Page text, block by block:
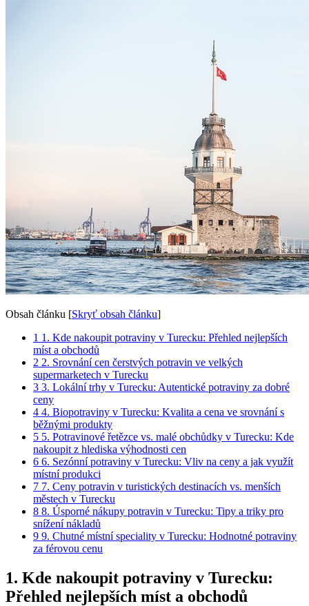
Obsah článku [Skryť obsah článku]
1 1. Kde nakoupit potraviny v Turecku: Přehled nejlepších
míst a obchodů
2 2. Srovnání cen čerstvých potravin ve velkých
supermarketech v Turecku
3 3. Lokální trhy v Turecku: Autentické potraviny za dobré
ceny
4 4. Biopotraviny v Turecku: Kvalita a cena ve srovnání s
běžnými produkty
5 5. Potravinové řetězce vs. malé obchůdky v Turecku: Kde
nakoupit z hlediska výhodnosti cen
6 6. Sezónní potraviny v Turecku: Vliv na ceny a jak využít
místní produkci
7 7. Ceny potravin v turistických destinacích vs. menších
městech v Turecku
8 8. Úsporné nákupy potravin v Turecku: Tipy a triky pro
snížení nákladů
9 9. Chutné místní speciality v Turecku: Hodnotné potraviny
za férovou cenu
1. Kde nakoupit potraviny v Turecku:
Přehled nejlepších míst a obchodů